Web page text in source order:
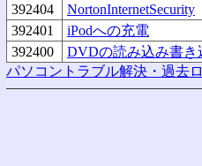
392404
NortonInternetSecurity
392401
iPodへの充電
392400
DVDの読み込み書き
パソコントラブル解決・過去